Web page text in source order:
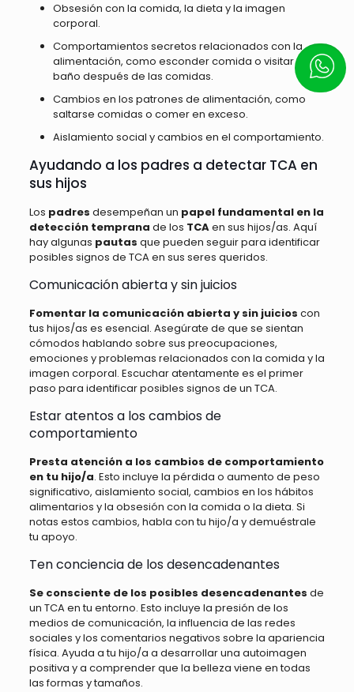
Obsesión con la comida, la dieta y la imagen
corporal.
Comportamientos secretos relacionados con la
alimentación, como esconder comida o visitar el
baño después de las comidas.
Cambios en los patrones de alimentación, como
saltarse comidas o comer en exceso.
Aislamiento social y cambios en el comportamiento.
Ayudando a los padres a detectar TCA en
sus hijos
Los padres desempeñan un papel fundamental en la
detección temprana de los TCAen sus hijos/as. Aquí
hay algunas pautas que pueden seguir para identificar
posibles signos de TCA en sus seres queridos.
Comunicación abierta y sin juicios
Fomentar la comunicación abierta y sin juicios con
tus hijos/as es esencial. Asegúrate de que se sientan
cómodos hablando sobre sus preocupaciones,
emociones y problemas relacionados con la comida y la
imagen corporal. Escuchar atentamente es el primer
paso para identificar posibles signos de un TCA.
Estar atentos a los cambios de
comportamiento
Presta atención a los cambios de comportamiento
en tu hijo/a. Esto incluye la pérdida o aumento de peso
significativo, aislamiento social, cambios en los hábitos
alimentarios y la obsesión con la comida o la dieta. Si
notas estos cambios, habla con tu hijo/a y demuéstrale
tu apoyo.
Ten conciencia de los desencadenantes
Se consciente de los posibles desencadenantes de
un TCA en tu entorno. Esto incluye la presión de los
medios de comunicación, la influencia de las redes
sociales y los comentarios negativos sobre la apariencia
física. Ayuda a tu hijo/a a desarrollar una autoimagen
positiva y a comprender que la belleza viene en todas
las formas y tamaños.